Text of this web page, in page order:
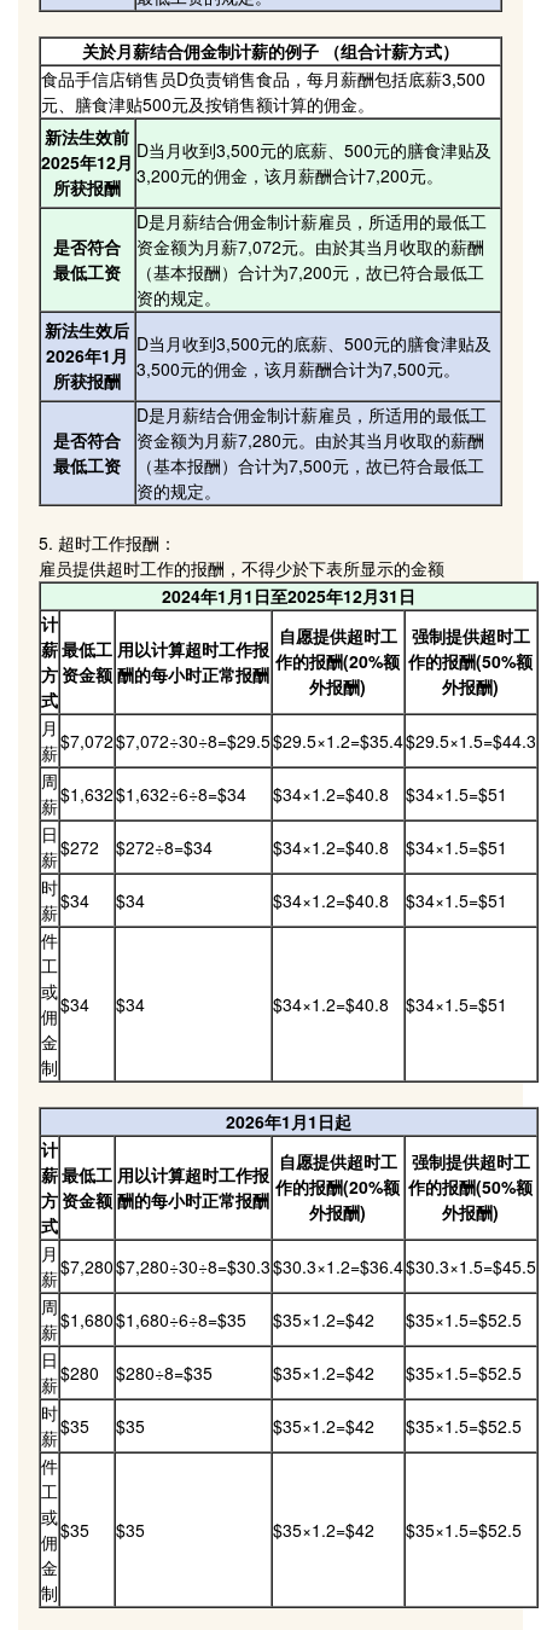
关於月薪结合佣金制计薪的例子 （组合计薪方式）
食品手信店销售员D负责销售食品，每月薪酬包括底薪3,500
元、膳食津贴500元及按销售额计算的佣金。
新法生效前
2025年12月
所获报酬
D当月收到3,500元的底薪、500元的膳食津贴及
3,200元的佣金，该月薪酬合计7,200元。
是否符合
最低工资
D是月薪结合佣金制计薪雇员，所适用的最低工
资金额为月薪7,072元。由於其当月收取的薪酬
（基本报酬）合计为7,200元，故已符合最低工
资的规定。
新法生效后
2026年1月
所获报酬
D当月收到3,500元的底薪、500元的膳食津贴及
3,500元的佣金，该月薪酬合计为7,500元。
是否符合
最低工资
D是月薪结合佣金制计薪雇员，所适用的最低工
资金额为月薪7,280元。由於其当月收取的薪酬
（基本报酬）合计为7,500元，故已符合最低工
资的规定。
5. 超时工作报酬：
雇员提供超时工作的报酬，不得少於下表所显示的金额
2024年1月1日至2025年12月31日
计
薪
方
式
最低工
资金额
用以计算超时工作报
酬的每小时正常报酬
自愿提供超时工
作的报酬(20%额
外报酬)
强制提供超时工
作的报酬(50%额
外报酬)
月
薪$7,072$7,072÷30÷8=$29.5$29.5×1.2=$35.4$29.5×1.5=$44.3
周
薪$1,632$1,632÷6÷8=$34 $34×1.2=$40.8
$34×1.5=$51
日
薪$272 $272÷8=$34 $34×1.2=$40.8
$34×1.5=$51
时
薪$34 $34 $34×1.2=$40.8
$34×1.5=$51
件
工
或
佣
金
制
$34 $34 $34×1.2=$40.8 $34×1.5=$51
2026年1月1日起
计
薪
方
式
最低工
资金额
用以计算超时工作报
酬的每小时正常报酬
自愿提供超时工
作的报酬(20%额
外报酬)
强制提供超时工
作的报酬(50%额
外报酬)
月
薪$7,280$7,280÷30÷8=$30.3$30.3×1.2=$36.4$30.3×1.5=$45.5
周
薪$1,680$1,680÷6÷8=$35 $35×1.2=$42
$35×1.5=$52.5
日
薪$280 $280÷8=$35 $35×1.2=$42
$35×1.5=$52.5
时
薪$35 $35 $35×1.2=$42
$35×1.5=$52.5
件
工
或
佣
金
制
$35 $35 $35×1.2=$42 $35×1.5=$52.5